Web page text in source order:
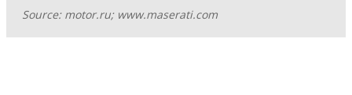
Source: motor.ru; www.maserati.com